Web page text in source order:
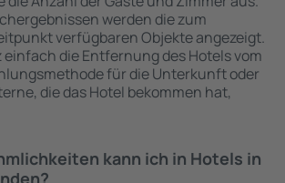
werden die zum
verfügbaren Objekte angezeigt.
einfach die Entfernung des Hotels vom
für die Unterkunft oder
die das Hotel bekommen hat,
kann ich in Hotels in